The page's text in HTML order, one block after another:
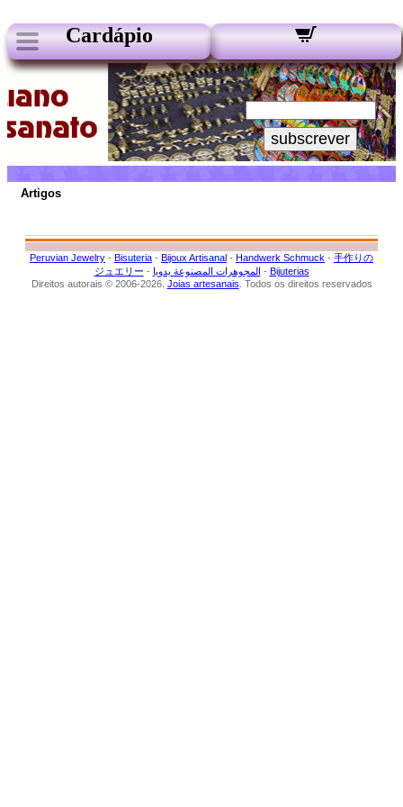
Cardápio
Nossos Boletins:
Seu e-mail:
subscrever
Artigos
Peruvian Jewelry - Bisuteria - Bijoux Artisanal - Handwerk Schmuck - 手作りの
ジュエリー - المجوهرات المصنوعة يدويا - Bijuterias
Direitos autorais © 2006-2026. Joias artesanais . Todos os direitos reservados